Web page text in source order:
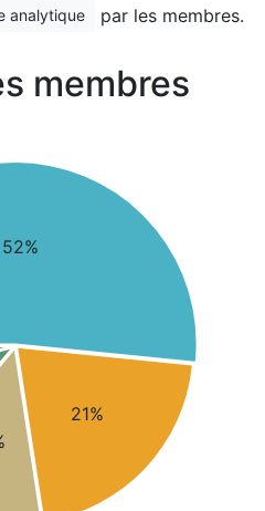
analytique par les membres.
membres
52%
21%